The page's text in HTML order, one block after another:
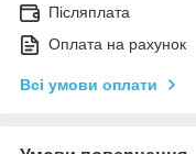
Післяплата
Оплата на рахунок
Всі умови оплати